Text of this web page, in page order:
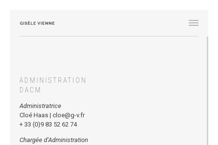
ADMINISTRATION
DACM
Administratrice
Cloé Haas | cloe@g-v.fr
+ 33 (0)9 83 52 62 74
Chargée d’Administration